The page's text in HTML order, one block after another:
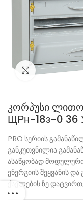
Click to
კორპუსი
ЩРн-18з-0 36
PRO სერიის
განკუთვნილია
ასაწყობად
ენერგიის შეყვანის
ქსელების ზე